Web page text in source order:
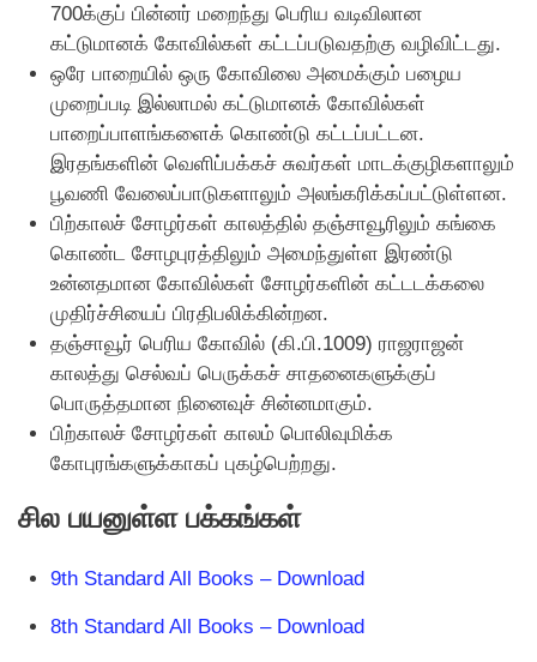
700க்குப் பின்னர் மறைந்து பெரிய வடிவிலான
கட்டுமானக் கோவில்கள் கட்டப்படுவதற்கு வழிவிட்டது.
ஒரே பாறையில் ஒரு கோவிலை அமைக்கும் பழைய
முறைப்படி இல்லாமல் கட்டுமானக் கோவில்கள்
பாறைப்பாளங்களைக் கொண்டு கட்டப்பட்டன.
இரதங்களின் வெளிப்பக்கச் சுவர்கள் மாடக்குழிகளாலும்
பூவணி வேலைப்பாடுகளாலும் அலங்கரிக்கப்பட்டுள்ளன.
பிற்காலச் சோழர்கள் காலத்தில் தஞ்சாவூரிலும் கங்கை
கொண்ட சோழபுரத்திலும் அமைந்துள்ள இரண்டு
உன்னதமான கோவில்கள் சோழர்களின் கட்டடக்கலை
முதிர்ச்சியைப் பிரதிபலிக்கின்றன.
தஞ்சாவூர் பெரிய கோவில் (கி.பி.1009) ராஜராஜன்
காலத்து செல்வப் பெருக்கச் சாதனைகளுக்குப்
பொருத்தமான நினைவுச் சின்னமாகும்.
பிற்காலச் சோழர்கள் காலம் பொலிவுமிக்க
கோபுரங்களுக்காகப் புகழ்பெற்றது.
சில பயனுள்ள பக்கங்கள்
9th Standard All Books – Download
8th Standard All Books – Download